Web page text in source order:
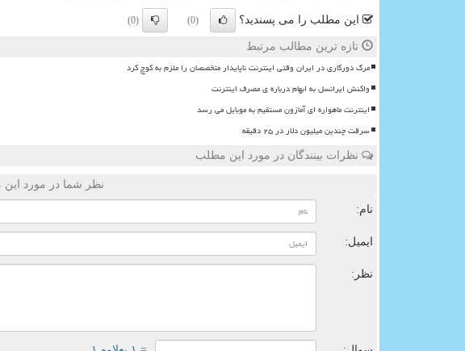
این مطلب را می پسندید؟ (0)
(0)
تازه ترین مطالب مرتبط
مرگ دورکاری در ایران وقتی اینترنت ناپایدار متخصصان را ملزم به کوچ کرد
واکنش ایرانسل به ابهام درباره ی مصرف اینترنت
اینترنت ماهواره ای آمازون مستقیم به موبایل می رسد
سرقت چندین میلیون دلار در ۲۵ دقیقه
نظرات بینندگان در مورد این مطلب
نظر شما در مورد
نام:
ایمیل:
نظر: